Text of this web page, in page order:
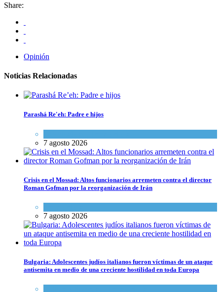
Share:
Opinión
Noticias Relacionadas
Parashá Re'eh: Padre e hijos
7 agosto 2026
Crisis en el Mossad: Altos funcionarios arremeten contra el director
Roman Gofman por la reorganización de Irán
7 agosto 2026
Bulgaria: Adolescentes judíos italianos fueron víctimas de un ataque
antisemita en medio de una creciente hostilidad en toda Europa